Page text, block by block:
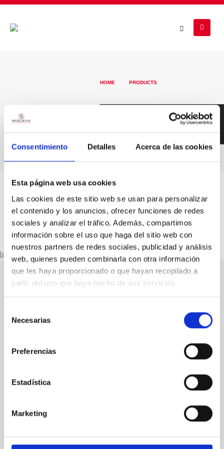
Consentimiento Detalles Acerca de las cookies
Esta página web usa cookies
Las cookies de este sitio web se usan para personalizar
el contenido y los anuncios, ofrecer funciones de redes
sociales y analizar el tráfico. Además, compartimos
información sobre el uso que haga del sitio web con
nuestros partners de redes sociales, publicidad y análisis
web, quienes pueden combinarla con otra información
que les haya proporcionado o que hayan recopilado a
partir del uso que haya hecho de sus servicios.
Necesarias
Preferencias
Estadística
Marketing
HOME PRODUCTS
Repair And Rework
No products were found matching your selection.
[porto_block name="page-footer"]